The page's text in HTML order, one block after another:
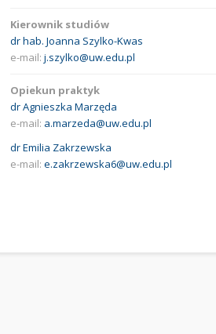
Kierownik studiów
dr hab. Joanna Szylko-Kwas
e-mail: j.szylko@uw.edu.pl
Opiekun praktyk
dr Agnieszka Marzęda
e-mail: a.marzeda@uw.edu.pl
dr Emilia Zakrzewska
e-mail: e.zakrzewska6@uw.edu.pl